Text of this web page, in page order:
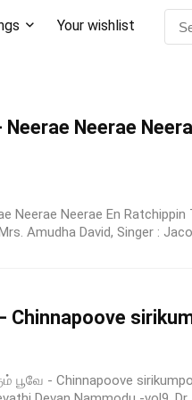
Your wishlist
Neerae
Neerae Neerae En
Amudha David, Singer :
Chinnapoove
பூவே - Chinnapoove